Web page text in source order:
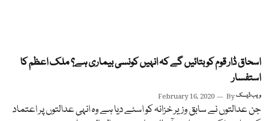
اسحاق ڈار قوم کو بتائیں گے کہ انہیں کونسی بیماری ہے؟ ملک اعظم کا
استفسار
February 16, 2020 Byویب ڈیسک
جن عدالتوں نے سابق وزیر خزانہ کو اسٹے دیا ہے وہ انہی عدالتوں پر اعتماد